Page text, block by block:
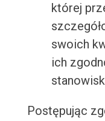
której
swoich
ich
Postępując